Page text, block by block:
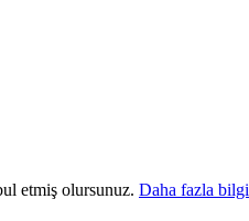
etmiş olursunuz. Daha fazla bilgi